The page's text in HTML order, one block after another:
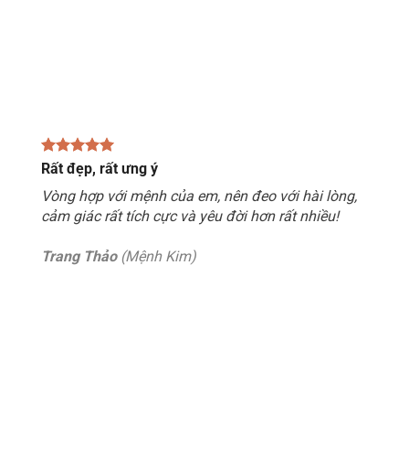
Rất đẹp, rất ưng ý
Vòng hợp với mệnh của em, nên đeo với hài lòng,
cảm giác rất tích cực và yêu đời hơn rất nhiều!
Trang Thảo(Mệnh Kim)